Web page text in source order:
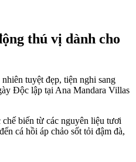
thú vị dành cho
tuyệt đẹp, tiện nghi sang
Độc lập tại Ana Mandara Villas
biến từ các nguyên liệu tươi
cá hồi áp chảo sốt tỏi đậm đà,